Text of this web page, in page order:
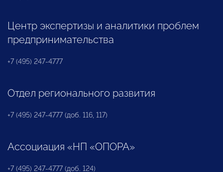
Центр экспертизы и аналитики проблем
предпринимательства
+7 (495) 247-4777
Отдел регионального развития
+7 (495) 247-4777 (доб. 116, 117)
Ассоциация «НП «ОПОРА»
+7 (495) 247-4777 (доб. 124)